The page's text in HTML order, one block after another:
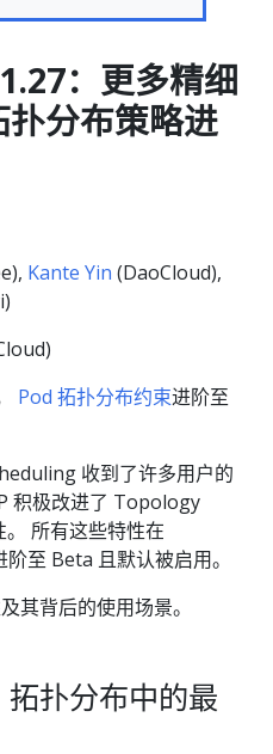
：更多精细
分布策略进
Kante Yin (DaoCloud),
Pod 拓扑分布约束进阶至
收到了许多用户的
积极改进了 Topology
所有这些特性在
至 Beta 且默认被启用。
其背后的使用场景。
拓扑分布中的最